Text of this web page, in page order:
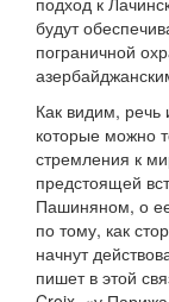
будут
пограничной
Как видим,
которые можно
стремления к
предстоящей
Пашиняном, о ее
по тому, как
начнут
пишет в этой